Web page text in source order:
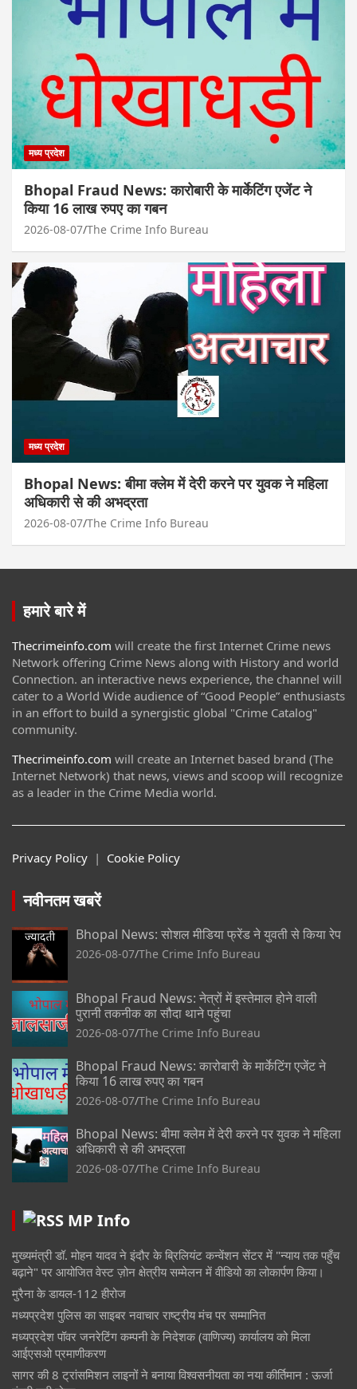
मध्य प्रदेश
Bhopal Fraud News: कारोबारी के मार्केटिंग एजेंट ने
किया 16 लाख रुपए का गबन
2026-08-07 The Crime Info Bureau
मध्य प्रदेश
Bhopal News: बीमा क्लेम में देरी करने पर युवक ने महिला
अधिकारी से की अभद्रता
2026-08-07 The Crime Info Bureau
हमारे बारे में
Thecrimeinfo.com will create the first Internet Crime news
Network offering Crime News along with History and world
Connection. an interactive news experience, the channel will
cater to a World Wide audience of “Good People” enthusiasts
in an effort to build a synergistic global "Crime Catalog"
community.
Thecrimeinfo.com will create an Internet based brand (The
Internet Network) that news, views and scoop will recognize
as a leader in the Crime Media world.
Privacy Policy | Cookie Policy
नवीनतम खबरें
Bhopal News: सोशल मीडिया फ्रेंड ने युवती से किया रेप
2026-08-07 The Crime Info Bureau
Bhopal Fraud News: नेत्रों में इस्तेमाल होने वाली
पुरानी तकनीक का सौदा थाने पहुंचा
2026-08-07 The Crime Info Bureau
Bhopal Fraud News: कारोबारी के मार्केटिंग एजेंट ने
किया 16 लाख रुपए का गबन
2026-08-07 The Crime Info Bureau
Bhopal News: बीमा क्लेम में देरी करने पर युवक ने महिला
अधिकारी से की अभद्रता
2026-08-07 The Crime Info Bureau
MP Info
मुख्यमंत्री डॉ. मोहन यादव ने इंदौर के ब्रिलियंट कन्वेंशन सेंटर में "न्याय तक पहुँच
बढ़ाने" पर आयोजित वेस्ट ज़ोन क्षेत्रीय सम्मेलन में वीडियो का लोकार्पण किया।
मुरैना के डायल-112 हीरोज
मध्यप्रदेश पुलिस का साइबर नवाचार राष्ट्रीय मंच पर सम्मानित
मध्यप्रदेश पॉवर जनरेटिंग कम्पनी के निदेशक (वाणिज्य) कार्यालय को मिला
आईएसओ प्रमाणीकरण
सागर की 8 ट्रांसमिशन लाइनों ने बनाया विश्वसनीयता का नया कीर्तिमान : ऊर्जा